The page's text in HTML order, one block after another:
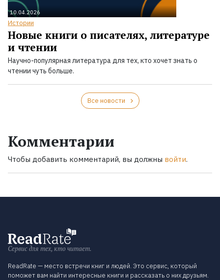
10.04.2026
Истории
Новые книги о писателях, литературе
и чтении
Научно-популярная литература для тех, кто хочет знать о
чтении чуть больше.
Все новости
Комментарии
Чтобы добавить комментарий, вы должны войти.
Сервис для тех, кто читает.
ReadRate — место встречи книг и людей. Это сервис, который
поможет вам найти интересные книги и рассказать о них друзьям.